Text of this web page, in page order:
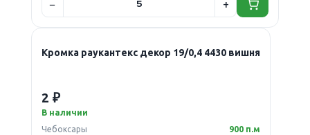
Кромка раукантекс декор 19/0,4 4430 вишня
2 ₽
В наличии
Чебоксары
900 п.м